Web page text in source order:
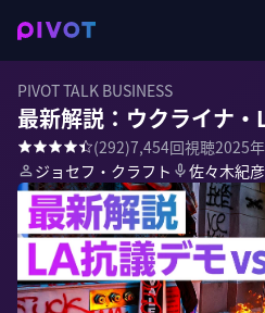
PIVOT TALK BUSINESS
最新解説：ウクライナ・
(292)7,454回視聴2025
ジョセフ・クラフト
佐々木紀彦